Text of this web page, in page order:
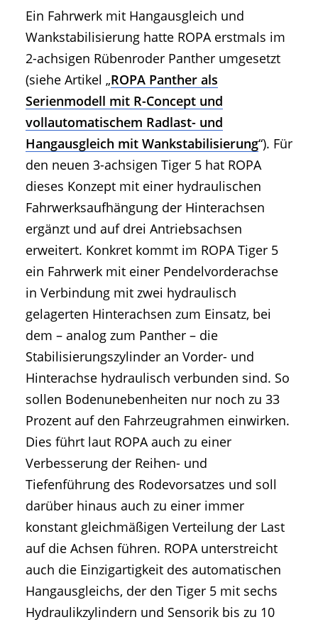
Ein Fahrwerk mit Hangausgleich und
Wankstabilisierung hatte ROPA erstmals im
2-achsigen Rübenroder Panther umgesetzt
(siehe Artikel „ROPA Panther als
Serienmodell mit R-Concept und
vollautomatischem Radlast- und
Hangausgleich mit Wankstabilisierung“). Für
den neuen 3-achsigen Tiger 5 hat ROPA
dieses Konzept mit einer hydraulischen
Fahrwerksaufhängung der Hinterachsen
ergänzt und auf drei Antriebsachsen
erweitert. Konkret kommt im ROPA Tiger 5
ein Fahrwerk mit einer Pendelvorderachse
in Verbindung mit zwei hydraulisch
gelagerten Hinterachsen zum Einsatz, bei
dem – analog zum Panther – die
Stabilisierungszylinder an Vorder- und
Hinterachse hydraulisch verbunden sind. So
sollen Bodenunebenheiten nur noch zu 33
Prozent auf den Fahrzeugrahmen einwirken.
Dies führt laut ROPA auch zu einer
Verbesserung der Reihen- und
Tiefenführung des Rodevorsatzes und soll
darüber hinaus auch zu einer immer
konstant gleichmäßigen Verteilung der Last
auf die Achsen führen. ROPA unterstreicht
auch die Einzigartigkeit des automatischen
Hangausgleichs, der den Tiger 5 mit sechs
Hydraulikzylindern und Sensorik bis zu 10